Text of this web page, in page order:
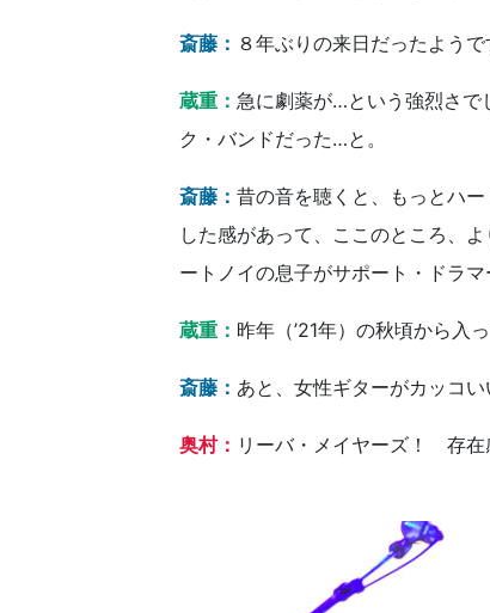
斎藤： ８年ぶりの来日だったようで
蔵重： 急に劇薬が…という強烈さで
ク・バンドだった…と。
斎藤： 昔の音を聴くと、もっとハ
した感があって、ここのところ、
ートノイの息子がサポート・ドラ
蔵重： 昨年（’21年）の秋頃から入
斎藤： あと、女性ギターがカッコい
奥村： リーバ・メイヤーズ！ 存在